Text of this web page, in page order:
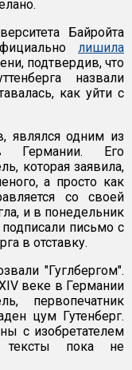
Байройта
лишила
подтвердив, что
назвали
как уйти с
являлся одним из
Германии. Его
которая заявила,
а просто как
со своей
и в понедельник
письмо с
в отставку.
"Гуглбергом".
веке в Германии
первопечатник
цум Гутенберг.
с изобретателем
тексты пока не